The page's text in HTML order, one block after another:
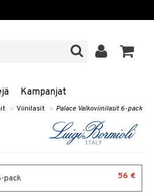
Kampanjat
» Viinilasit » Palace Valkoviinilasit 6-pack
pack 56 €